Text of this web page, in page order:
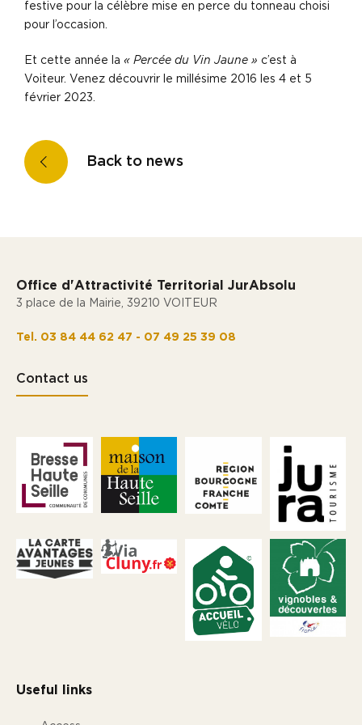
festive pour la célèbre mise en perce du tonneau choisi
pour l’occasion.
Et cette année la « Percée du Vin Jaune » c’est à
Voiteur. Venez découvrir le millésime 2016 les 4 et 5
février 2023.
Back to news
Office d'Attractivité Territorial JurAbsolu
3 place de la Mairie, 39210 VOITEUR
Tel. 03 84 44 62 47 - 07 49 25 39 08
Contact us
Useful links